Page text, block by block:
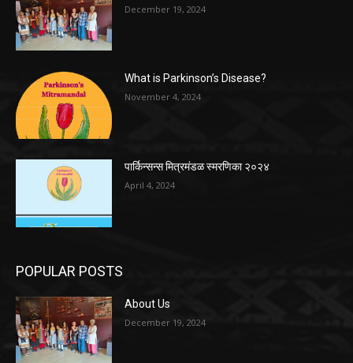
December 19, 2024
What is Parkinson’s Disease?
November 4, 2024
पार्किन्सन्स मित्रमंडळ स्मरणिका २०२४
April 4, 2024
POPULAR POSTS
About Us
December 19, 2024